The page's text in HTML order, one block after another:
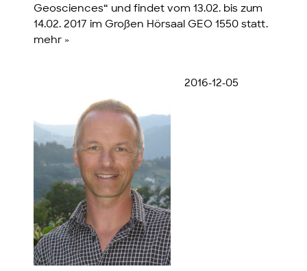
Geosciences“ und findet vom 13.02. bis zum
14.02. 2017 im Großen Hörsaal GEO 1550 statt.
mehr »
2016-12-05